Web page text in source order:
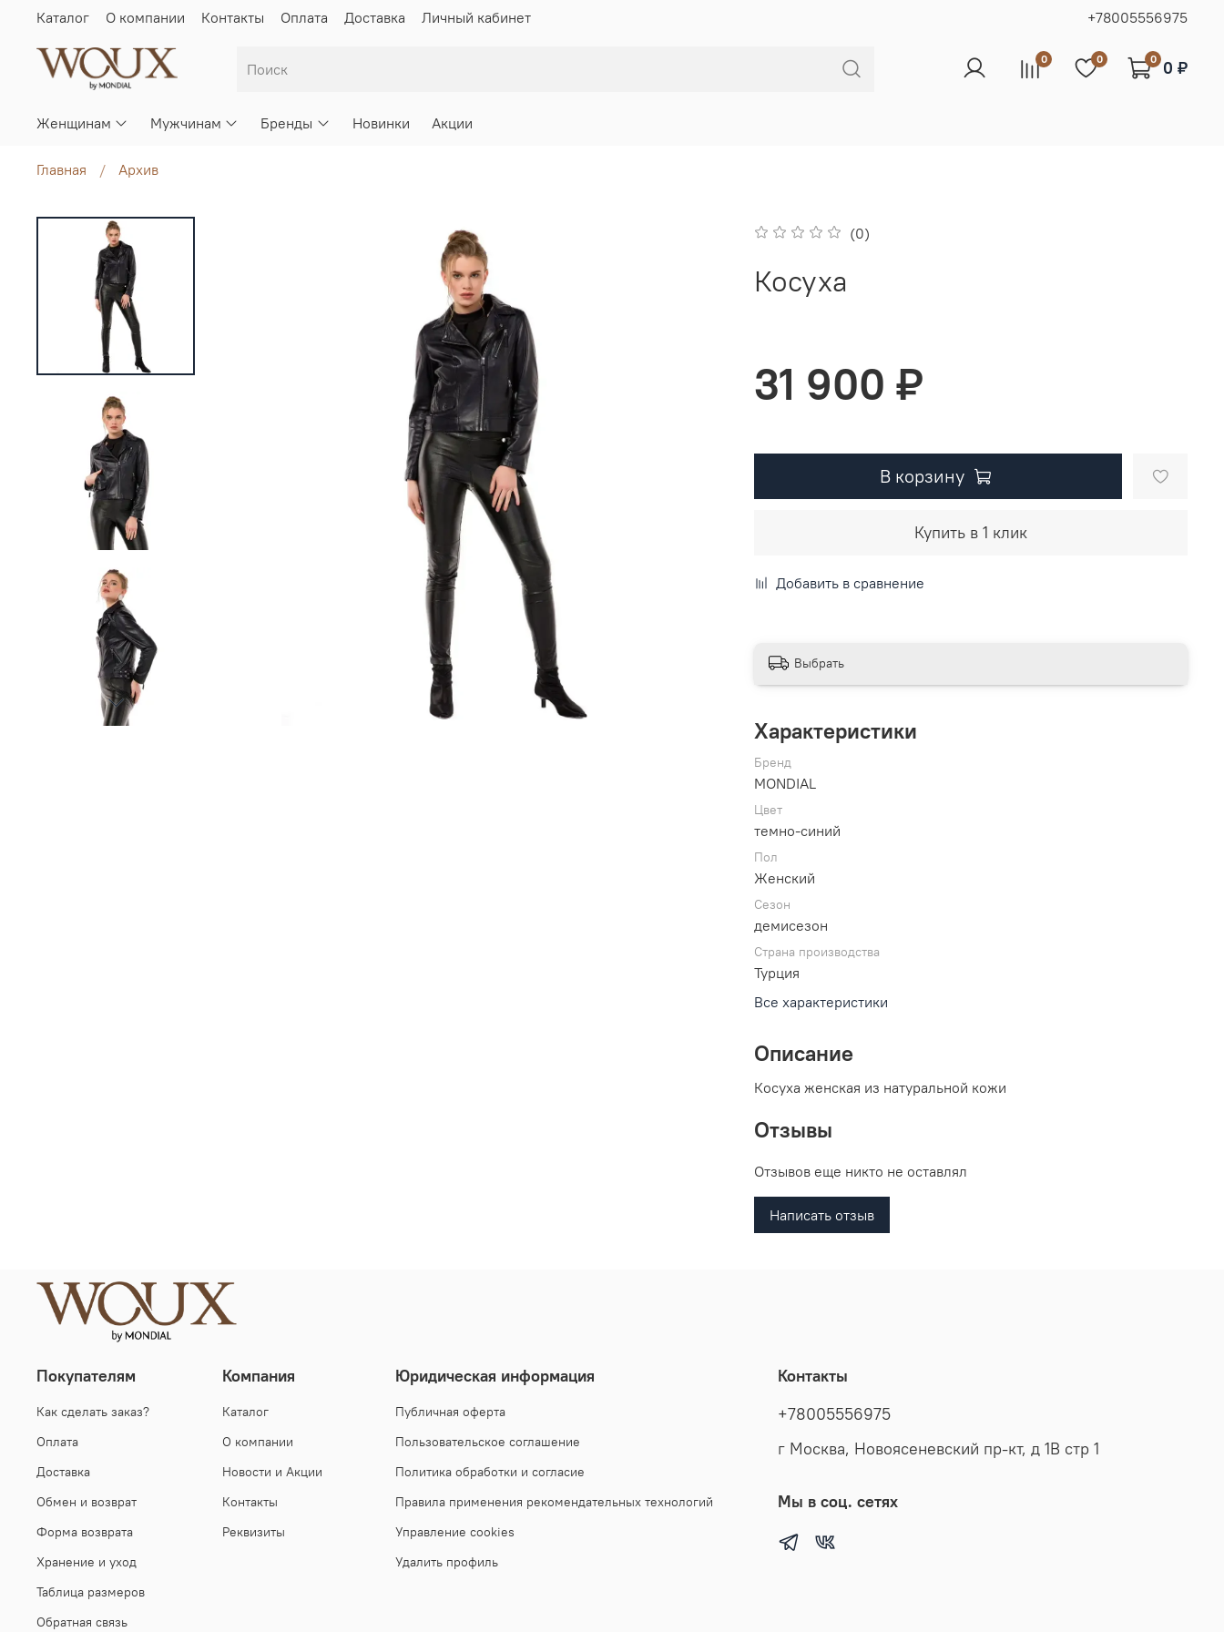
Каталог О компании Контакты Оплата Доставка Личный кабинет +78005556975
0 0 0 0 ₽
Женщинам Мужчинам Бренды Новинки Акции
Главная Архив
(0)
Косуха
31 900 ₽
В корзину
Купить в 1 клик
Добавить в сравнение
Выбрать
Характеристики
Бренд
MONDIAL
Цвет
темно-синий
Пол
Женский
Сезон
демисезон
Страна производства
Турция
Все характеристики
Описание
Косуха женская из натуральной кожи
Отзывы
Отзывов еще никто не оставлял
Написать отзыв
Покупателям
Как сделать заказ?
Оплата
Доставка
Обмен и возврат
Форма возврата
Хранение и уход
Таблица размеров
Обратная связь
Компания
Каталог
О компании
Новости и Акции
Контакты
Реквизиты
Юридическая информация
Публичная оферта
Пользовательское соглашение
Политика обработки и согласие
Правила применения рекомендательных технологий
Управление cookies
Удалить профиль
Контакты
+78005556975
г Москва, Новоясеневский пр-кт, д 1В стр 1
Мы в соц. сетях